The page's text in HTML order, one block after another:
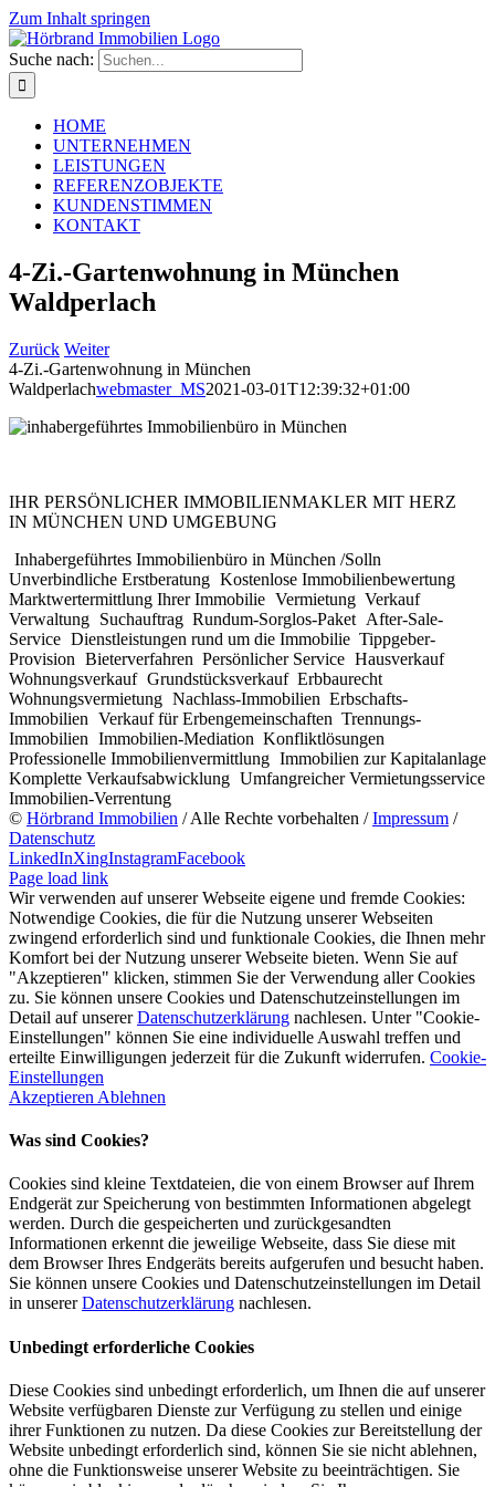
Zum Inhalt springen
Suche nach:
HOME
UNTERNEHMEN
LEISTUNGEN
REFERENZOBJEKTE
KUNDENSTIMMEN
KONTAKT
4-Zi.-Gartenwohnung in München
Waldperlach
Zurück Weiter
4-Zi.-Gartenwohnung in München
Waldperlachwebmaster_MS2021-03-01T12:39:32+01:00
IHR PERSÖNLICHER IMMOBILIENMAKLER MIT HERZ
IN MÜNCHEN UND UMGEBUNG
Inhabergeführtes Immobilienbüro in München /Solln
Unverbindliche Erstberatung Kostenlose Immobilienbewertung
Marktwertermittlung Ihrer Immobilie Vermietung Verkauf
Verwaltung Suchauftrag Rundum-Sorglos-Paket After-Sale-
Service Dienstleistungen rund um die Immobilie Tippgeber-
Provision Bieterverfahren Persönlicher Service Hausverkauf
Wohnungsverkauf Grundstücksverkauf Erbbaurecht
Wohnungsvermietung Nachlass-Immobilien Erbschafts-
Immobilien Verkauf für Erbengemeinschaften Trennungs-
Immobilien Immobilien-Mediation Konfliktlösungen
Professionelle Immobilienvermittlung Immobilien zur Kapitalanlage
Komplette Verkaufsabwicklung Umfangreicher Vermietungsservice
Immobilien-Verrentung
© Hörbrand Immobilien / Alle Rechte vorbehalten /Impressum /
Datenschutz
LinkedInXingInstagramFacebook
Page load link
Wir verwenden auf unserer Webseite eigene und fremde Cookies:
Notwendige Cookies, die für die Nutzung unserer Webseiten
zwingend erforderlich sind und funktionale Cookies, die Ihnen mehr
Komfort bei der Nutzung unserer Webseite bieten. Wenn Sie auf
"Akzeptieren" klicken, stimmen Sie der Verwendung aller Cookies
zu. Sie können unsere Cookies und Datenschutzeinstellungen im
Detail auf unsererDatenschutzerklärung nachlesen. Unter "Cookie-
Einstellungen" können Sie eine individuelle Auswahl treffen und
erteilte Einwilligungen jederzeit für die Zukunft widerrufen. Cookie-
Einstellungen
Akzeptieren Ablehnen
Was sind Cookies?
Cookies sind kleine Textdateien, die von einem Browser auf Ihrem
Endgerät zur Speicherung von bestimmten Informationen abgelegt
werden. Durch die gespeicherten und zurückgesandten
Informationen erkennt die jeweilige Webseite, dass Sie diese mit
dem Browser Ihres Endgeräts bereits aufgerufen und besucht haben.
Sie können unsere Cookies und Datenschutzeinstellungen im Detail
in unsererDatenschutzerklärung nachlesen.
Unbedingt erforderliche Cookies
Diese Cookies sind unbedingt erforderlich, um Ihnen die auf unserer
Website verfügbaren Dienste zur Verfügung zu stellen und einige
ihrer Funktionen zu nutzen. Da diese Cookies zur Bereitstellung der
Website unbedingt erforderlich sind, können Sie sie nicht ablehnen,
ohne die Funktionsweise unserer Website zu beeinträchtigen. Sie